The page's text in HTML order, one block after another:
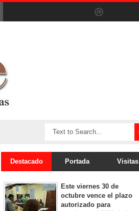
Destacado Portada Visitas
Este viernes 30 de
octubre vence el plazo
autorizado para